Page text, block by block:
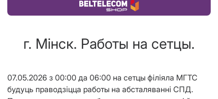
Купіць тавар
г. Мінск. Работы на сетцы.
07.05.2026 з 00:00 да 06:00 на сетцы філіяла МГТС
будуць праводзіцца работы на абсталяванні СПД.